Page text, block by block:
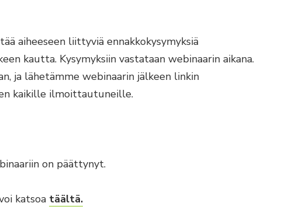
aiheeseen liittyviä ennakkokysymyksiä
kautta. Kysymyksiin vastataan webinaarin aikana.
ja lähetämme webinaarin jälkeen linkin
kaikille ilmoittautuneille.
on päättynyt.
katsoa täältä.